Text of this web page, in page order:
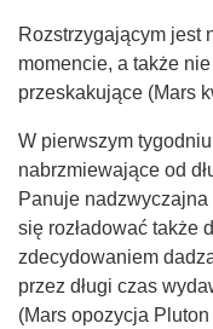
Rozstrzygającym jest
momencie, a także
przeskakujące (Mars
W pierwszym
nabrzmiewające od
Panuje nadzwyczajna
się rozładować także
zdecydowaniem
przez długi czas
(Mars opozycja